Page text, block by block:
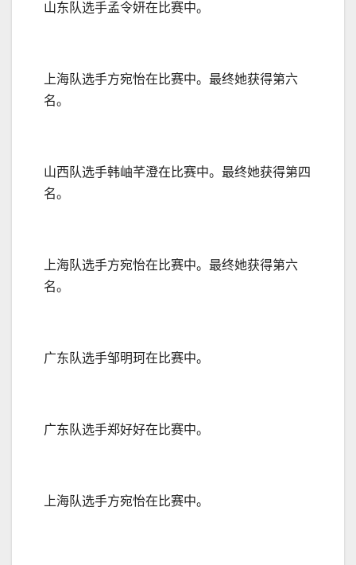
山东队选手孟令妍在比赛中。
上海队选手方宛怡在比赛中。最终她获得第六
名。
山西队选手韩岫芊澄在比赛中。最终她获得第四
名。
上海队选手方宛怡在比赛中。最终她获得第六
名。
广东队选手邹明珂在比赛中。
广东队选手郑好好在比赛中。
上海队选手方宛怡在比赛中。